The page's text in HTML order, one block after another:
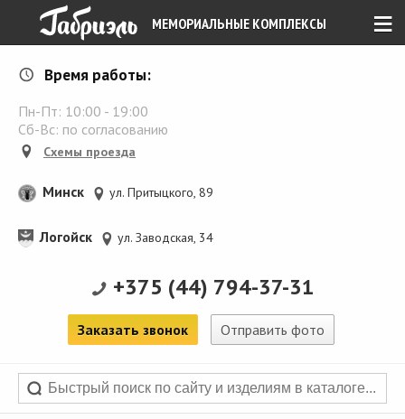
≡
МЕМОРИАЛЬНЫЕ КОМПЛЕКСЫ
Время работы:
Пн-Пт: 10:00 - 19:00
Сб-Вс: по согласованию
Схемы проезда
Минск ул. Притыцкого, 89
Логойск ул. Заводская, 34
+375 (44) 794-37-31
Заказать звонок Отправить фото